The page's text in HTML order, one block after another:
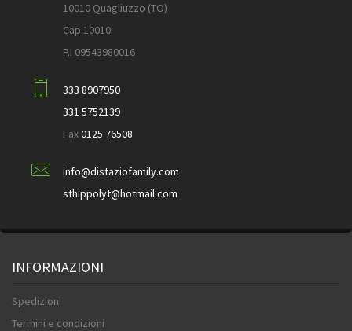
10010 Quagliuzzo (TO)
Cap 10010
P.I 09543980016
333 8907950
331 5752139
Fax0125 76508
info@distaziofamily.com
sthippolyt@hotmail.com
INFORMAZIONI
Spedizioni
Termini e condizioni